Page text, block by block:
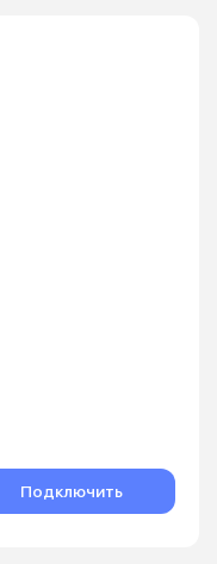
Подключить